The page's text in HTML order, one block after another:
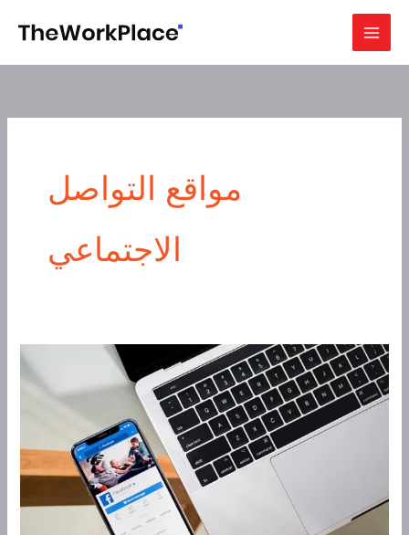
مواقع التواصل
الاجتماعي
5
خطوات
صفحة
فيس
بوك